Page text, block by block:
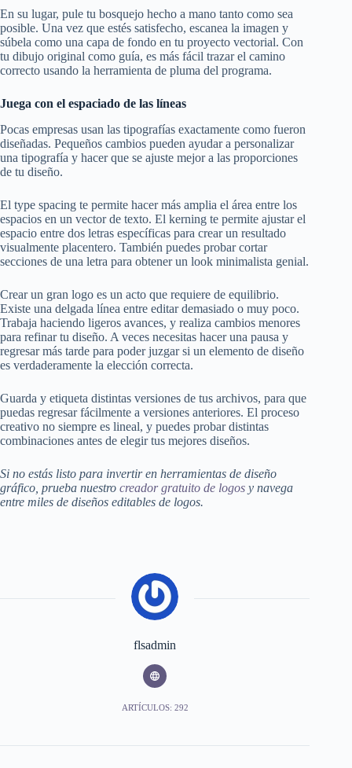
En su lugar, pule tu bosquejo hecho a mano tanto como sea
posible. Una vez que estés satisfecho, escanea la imagen y
súbela como una capa de fondo en tu proyecto vectorial. Con
tu dibujo original como guía, es más fácil trazar el camino
correcto usando la herramienta de pluma del programa.
Juega con el espaciado de las líneas
Pocas empresas usan las tipografías exactamente como fueron
diseñadas. Pequeños cambios pueden ayudar a personalizar
una tipografía y hacer que se ajuste mejor a las proporciones
de tu diseño.
El type spacing te permite hacer más amplia el área entre los
espacios en un vector de texto. El kerning te permite ajustar el
espacio entre dos letras específicas para crear un resultado
visualmente placentero. También puedes probar cortar
secciones de una letra para obtener un look minimalista genial.
Crear un gran logo es un acto que requiere de equilibrio.
Existe una delgada línea entre editar demasiado o muy poco.
Trabaja haciendo ligeros avances, y realiza cambios menores
para refinar tu diseño. A veces necesitas hacer una pausa y
regresar más tarde para poder juzgar si un elemento de diseño
es verdaderamente la elección correcta.
Guarda y etiqueta distintas versiones de tus archivos, para que
puedas regresar fácilmente a versiones anteriores. El proceso
creativo no siempre es lineal, y puedes probar distintas
combinaciones antes de elegir tus mejores diseños.
Si no estás listo para invertir en herramientas de diseño
gráfico, prueba nuestro creador gratuito de logos y navega
entre miles de diseños editables de logos.
flsadmin
ARTÍCULOS: 292